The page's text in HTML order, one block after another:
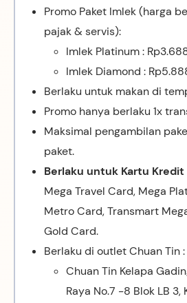
Promo Paket Imlek (harga
pajak & servis):
Imlek Platinum :
Imlek Diamond :
Berlaku untuk makan di
Promo hanya berlaku 1x
Maksimal pengambilan
paket.
Berlaku untuk Kartu Kredit
Mega Travel Card, Mega
Metro Card, Transmart
Gold Card.
Berlaku di outlet Chuan Tin :
Chuan Tin Kelapa
Raya No.7 -8 Blok LB 3,